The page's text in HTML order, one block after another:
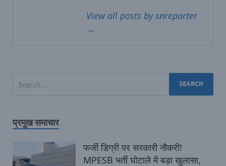
View all posts by snreporter
→
प्रमुख समाचार
फर्जी डिग्री पर सरकारी नौकरी!
MPESB भर्ती घोटाले में बड़ा खुलासा,